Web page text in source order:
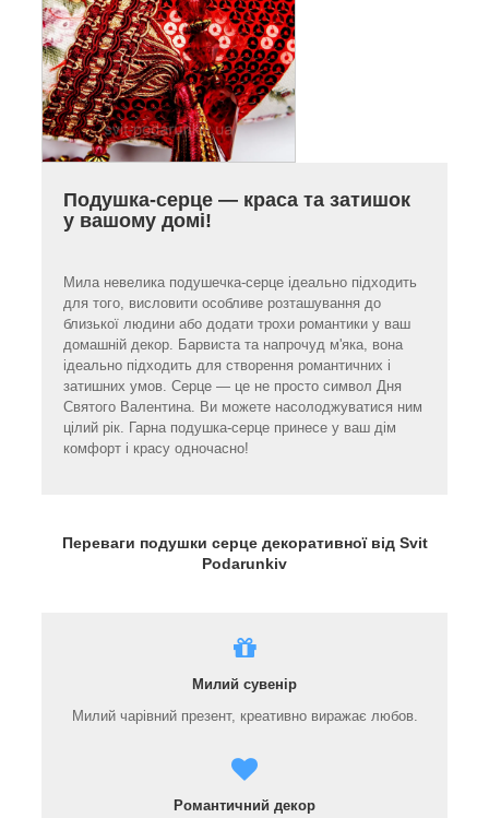
Подушка-серце — краса та затишок
у вашому домі!
Мила невелика подушечка-серце ідеально підходить
для того, висловити особливе розташування до
близької людини або додати трохи романтики у ваш
домашній декор. Барвиста та напрочуд м'яка, вона
ідеально підходить для створення романтичних і
затишних умов. Серце — це не просто символ Дня
Святого Валентина. Ви можете насолоджуватися ним
цілий рік. Гарна подушка-серце принесе у ваш дім
комфорт і красу одночасно!
Переваги подушки серце декоративної від Svit
Podarunkiv
Милий сувенір
Милий чарівний презент, креативно виражає любов.
Романтичний декор